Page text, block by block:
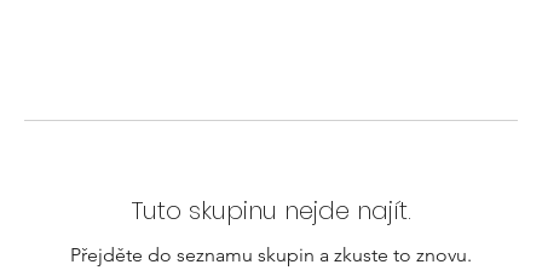
Tuto skupinu nejde najít.
Přejděte do seznamu skupin a zkuste to znovu.